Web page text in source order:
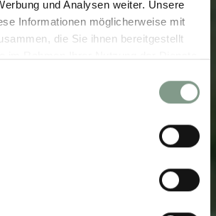
und Analysen weiter. Unsere
Informationen möglicherweise mit
die Sie ihnen bereitgestellt